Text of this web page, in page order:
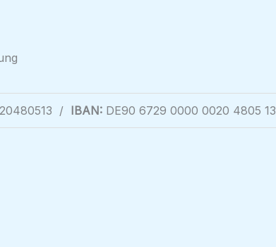
/ IBAN: DE90 6729 0000 0020 4805 13